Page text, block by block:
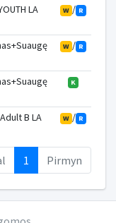
LA W / R
W / R
K
B LA W / R
1 Pirmyn